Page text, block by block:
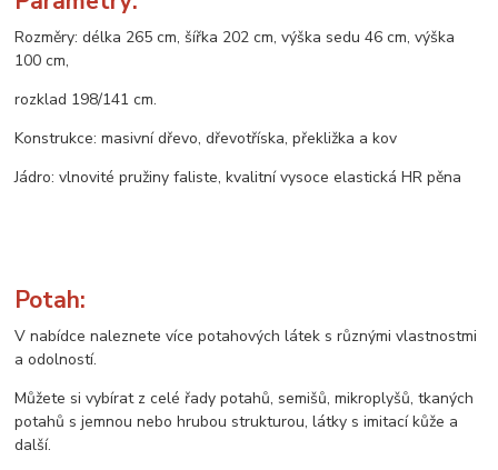
Rozměry: délka 265 cm, šířka 202 cm, výška sedu 46 cm, výška
100 cm,
rozklad 198/141 cm.
Konstrukce: masivní dřevo, dřevotříska, překližka a kov
Jádro: vlnovité pružiny faliste, kvalitní vysoce elastická HR pěna
Potah:
V nabídce naleznete více potahových látek s různými vlastnostmi
a odolností.
Můžete si vybírat z celé řady potahů, semišů, mikroplyšů, tkaných
potahů s jemnou nebo hrubou strukturou, látky s imitací kůže a
další.